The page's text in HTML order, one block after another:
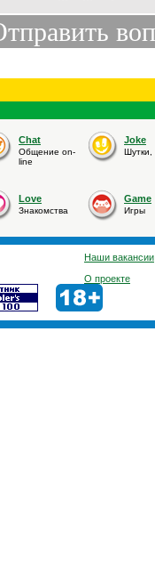
Chat
Общение on-
line
Joke
Love
Знакомства
Game
Игры
Наши вакансии
О проекте